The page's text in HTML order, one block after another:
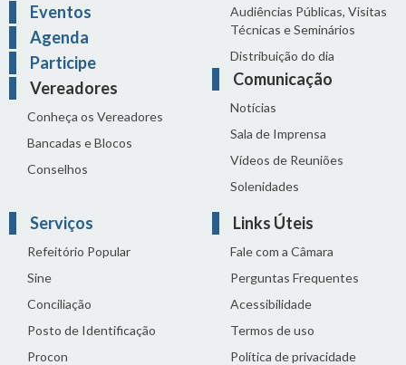
Eventos
Agenda
Participe
Vereadores
Conheça os Vereadores
Bancadas e Blocos
Conselhos
Audiências Públicas, Visitas
Técnicas e Seminários
Distribuição do dia
Comunicação
Notícias
Sala de Imprensa
Vídeos de Reuniões
Solenidades
Serviços
Refeitório Popular
Sine
Conciliação
Posto de Identificação
Procon
Links Úteis
Fale com a Câmara
Perguntas Frequentes
Acessibilidade
Termos de uso
Política de privacidade